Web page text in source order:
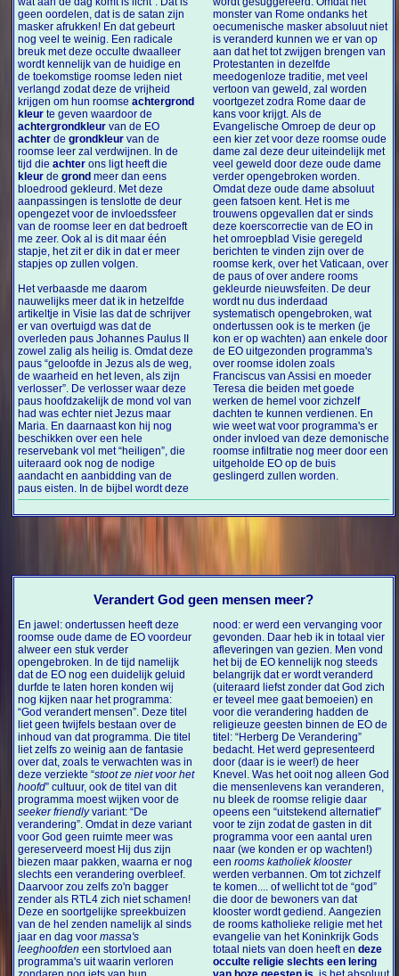
geen oordelen, dat is de satan zijn
masker afrukken! En dat gebeurt
nog veel te weinig. Een radicale
breuk met deze occulte dwaalleer
wordt kennelijk van de huidige en
de toekomstige roomse leden niet
verlangd zodat deze de vrijheid
krijgen om hun roomseachtergrond
kleur te geven waardoor de
achtergrondkleur van de EO
achter degrondkleur van de
roomse leer zal verdwijnen. In de
tijd dieachter ons ligt heeft die
kleur degrond meer dan eens
bloedrood gekleurd. Met deze
aanpassingen is tenslotte de deur
opengezet voor de invloedssfeer
van de roomse leer en dat bedroeft
me zeer. Ook al is dit maar één
stapje, het zit er dik in dat er meer
stapjes op zullen volgen.
Het verbaasde me daarom
nauwelijks meer dat ik in hetzelfde
artikeltje in Visie las dat de schrijver
er van overtuigd was dat de
overleden paus Johannes Paulus II
zowel zalig als heilig is. Omdat deze
paus “geloofde in Jezus als de weg,
de waarheid en het leven, als zijn
verlosser”. De verlosser waar deze
paus hoofdzakelijk de mond vol van
had was echter niet Jezus maar
Maria. En daarnaast kon hij nog
beschikken over een hele
reservebank vol met “heiligen”, die
uiteraard ook nog de nodige
aandacht en aanbidding van de
paus eisten. In de bijbel wordt deze
monster van Rome ondanks het
oecumenische masker absoluut niet
is veranderd kunnen we er van op
aan dat het tot zwijgen brengen van
Protestanten in dezelfde
meedogenloze traditie, met veel
vertoon van geweld, zal worden
voortgezet zodra Rome daar de
kans voor krijgt. Als de
Evangelische Omroep de deur op
een kier zet voor deze roomse oude
dame zal deze deur uiteindelijk met
veel geweld door deze oude dame
verder opengebroken worden.
Omdat deze oude dame absoluut
geen fatsoen kent. Het is me
trouwens opgevallen dat er sinds
deze koerscorrectie van de EO in
het omroepblad Visie geregeld
berichten te vinden zijn over de
roomse kerk, over het Vaticaan, over
de paus of over andere rooms
gekleurde nieuwsfeiten. De deur
wordt nu dus inderdaad
systematisch opengebroken, wat
ondertussen ook is te merken (je
kon er op wachten) aan enkele door
de EO uitgezonden programma's
over roomse idolen zoals
Franciscus van Assisi en moeder
Teresa die beiden met goede
werken de hemel voor zichzelf
dachten te kunnen verdienen. En
wie weet wat voor programma's er
onder invloed van deze demonische
roomse infiltratie nog meer door een
uitgeholde EO op de buis
geslingerd zullen worden.
Verandert God geen mensen meer?
En jawel: ondertussen heeft deze
roomse oude dame de EO voordeur
alweer een stuk verder
opengebroken. In de tijd namelijk
dat de EO nog een duidelijk geluid
durfde te laten horen konden wij
nog kijken naar het programma:
“God verandert mensen”. Deze titel
liet geen twijfels bestaan over de
inhoud van dat programma. Die titel
liet zelfs zo weinig aan de fantasie
over dat, zoals te verwachten was in
deze verziekte “stoot ze niet voor het
hoofd” cultuur, ook de titel van dit
programma moest wijken voor de
seeker friendlyvariant: “De
verandering”. Omdat in deze variant
voor God geen ruimte meer was
gereserveerd moest Hij dus zijn
biezen maar pakken, waarna er nog
slechts een verandering overbleef.
Daarvoor zou zelfs zo'n bagger
zender als RTL4 zich niet schamen!
Deze en soortgelijke spreekbuizen
van de hel zenden namelijk al sinds
jaar en dag voormassa's
leeghoofden een stortvloed aan
programma's uit waarin verloren
nood: er werd een vervanging voor
gevonden. Daar heb ik in totaal vier
afleveringen van gezien. Men vond
het bij de EO kennelijk nog steeds
belangrijk dat er wordt veranderd
(uiteraard liefst zonder dat God zich
er teveel mee gaat bemoeien) en
voor die verandering hadden de
religieuze geesten binnen de EO de
titel: “Herberg De Verandering”
bedacht. Het werd gepresenteerd
door (daar is ie weer!) de heer
Knevel. Was het ooit nog alleen God
die mensenlevens kan veranderen,
nu bleek de roomse religie daar
opeens een “uitstekend alternatief”
voor te zijn zodat de gasten in dit
programma voor een aantal uren
naar (we konden er op wachten!)
een rooms katholiek klooster
werden verbannen. Om tot zichzelf
te komen.... of wellicht tot de “god”
die door de bewoners van dat
klooster wordt gediend. Aangezien
de rooms katholieke religie met het
evangelie van het Koninkrijk Gods
totaal niets van doen heeft en deze
occulte religie slechts een lering